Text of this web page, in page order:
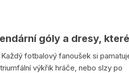
góly a dresy,
fotbalový fanoušek si
výkřik hráče, nebo slzy po